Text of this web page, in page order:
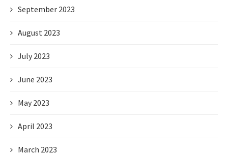
September 2023
August 2023
July 2023
June 2023
May 2023
April 2023
March 2023